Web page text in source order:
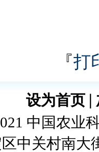
『打
设为首页
中国农业
中关村南大